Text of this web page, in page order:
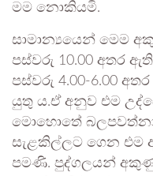
මම නොකියමි.
සාමාන්‍යයෙන් මෙම
පස්වරු 10.00 අතර
පස්වරු 4.00-6.00
යුතු ය.ඒ අනුව එම
මොහොතේ
සැළකිල්ලට ගෙන එම
පමණි. පුද්ගලයන්